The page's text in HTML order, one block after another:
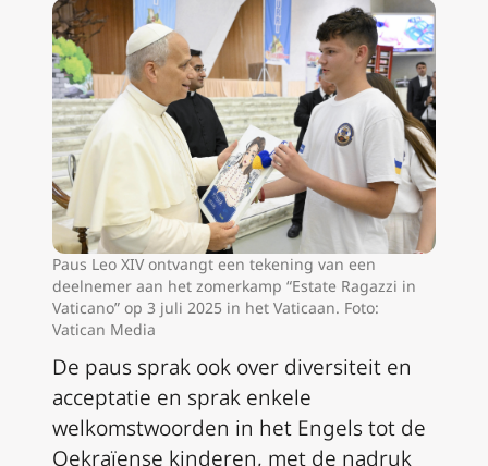
Paus Leo XIV ontvangt een tekening van een
deelnemer aan het zomerkamp “Estate Ragazzi in
Vaticano” op 3 juli 2025 in het Vaticaan. Foto:
Vatican Media
De paus sprak ook over diversiteit en
acceptatie en sprak enkele
welkomstwoorden in het Engels tot de
Oekraïense kinderen, met de nadruk